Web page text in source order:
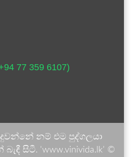
77 359 6107)
නම් එම පුද්ගලයා
සිටී. 'www.vinivida.lk' ©